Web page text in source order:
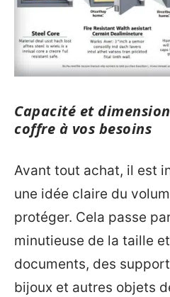
Capacité et
coffre à vos besoins
Avant tout achat, il est
une idée claire du
protéger. Cela passe
minutieuse de la taille
documents, des
bijoux et autres objets